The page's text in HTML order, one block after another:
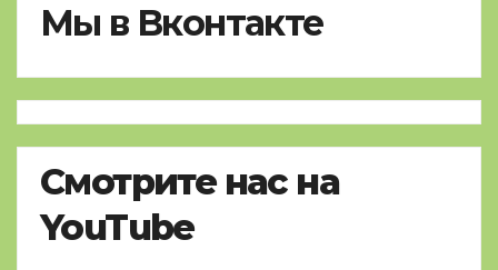
Мы в Вконтакте
Смотрите нас на
YouTube